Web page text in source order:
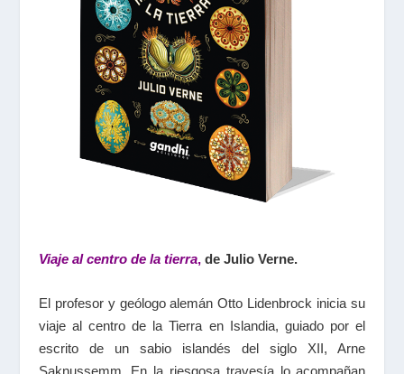
Viaje al centro de la tierra, de Julio Verne.
El profesor y geólogo alemán Otto Lidenbrock inicia su
viaje al centro de la Tierra en Islandia, guiado por el
escrito de un sabio islandés del siglo XII, Arne
Saknussemm. En la riesgosa travesía lo acompañan